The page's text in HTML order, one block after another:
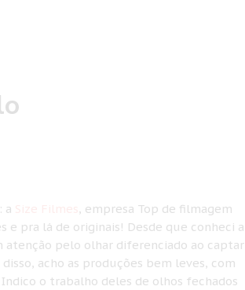
a
, empresa Top de filmagem
e pra lá de originais! Desde que conheci a
atenção pelo olhar diferenciado ao captar
acho as produções bem leves, com
o trabalho deles de olhos fechados